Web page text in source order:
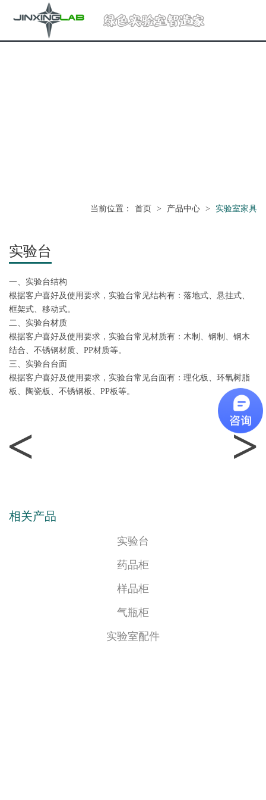
当前位置 ： 首页 > 产品中心 > 实验室家具
实验台
一、实验台结构
根据客户喜好及使用要求，实验台常见结构有：落地式、悬挂式、
框架式、移动式。
二、实验台材质
根据客户喜好及使用要求，实验台常见材质有：木制、钢制、钢木
结合、不锈钢材质、PP材质等。
三、实验台台面
根据客户喜好及使用要求，实验台常见台面有：理化板、环氧树脂
板、陶瓷板、不锈钢板、PP板等。
< >
相关产品
实验台
药品柜
样品柜
气瓶柜
实验室配件